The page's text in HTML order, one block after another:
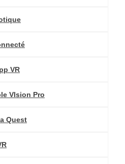
VR
VIsion Pro
Quest